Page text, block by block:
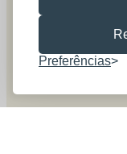
Preferências